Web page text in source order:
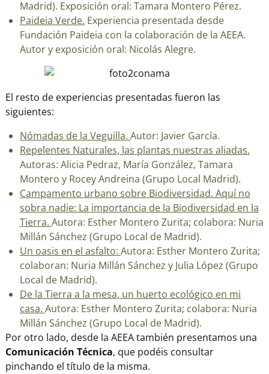
Madrid). Exposición oral: Tamara Montero Pérez.
Paideia Verde. Experiencia presentada desde
Fundación Paideia con la colaboración de la AEEA.
Autor y exposición oral: Nicolás Alegre.
El resto de experiencias presentadas fueron las
siguientes:
Nómadas de la Veguilla. Autor: Javier García.
Repelentes Naturales, las plantas nuestras aliadas.
Autoras: Alicia Pedraz, María González, Tamara
Montero y Rocey Andreina (Grupo Local Madrid).
Campamento urbano sobre Biodiversidad. Aquí no
sobra nadie: La importancia de la Biodiversidad en la
Tierra. Autora: Esther Montero Zurita; colabora: Nuria
Millán Sánchez (Grupo Local de Madrid).
Un oasis en el asfalto: Autora: Esther Montero Zurita;
colaboran: Nuria Millán Sánchez y Julia López (Grupo
Local de Madrid).
De la Tierra a la mesa, un huerto ecológico en mi
casa. Autora: Esther Montero Zurita; colabora: Nuria
Millán Sánchez (Grupo Local de Madrid).
Por otro lado, desde la AEEA también presentamos una
Comunicación Técnica, que podéis consultar
pinchando el título de la misma.